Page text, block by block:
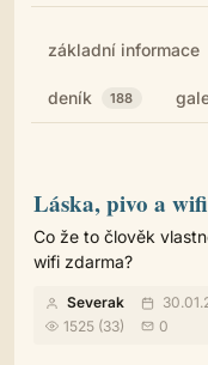
základní informace
deník 188
Láska, pivo a
Co že to člověk
wifi zdarma?
Severak
1525 (33)
0